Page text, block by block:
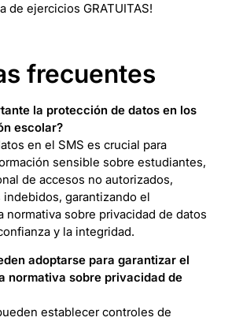
de ejercicios GRATUITAS!
frecuentes
la protección de datos en los
escolar?
en el SMS es crucial para
sensible sobre estudiantes,
de accesos no autorizados,
garantizando el
normativa sobre privacidad de datos
y la integridad.
adoptarse para garantizar el
normativa sobre privacidad de
establecer controles de